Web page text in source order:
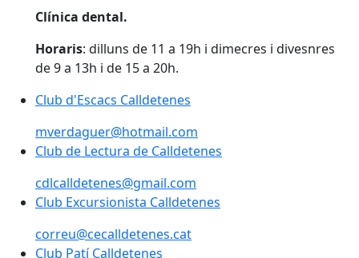
Clínica dental.
Horaris: dilluns de 11 a 19h i dimecres i divesnres
de 9 a 13h i de 15 a 20h.
Club d'Escacs Calldetenes
Club d'Escacs Calldetenes
mverdaguer@hotmail.com
Club de Lectura de Calldetenes
Club de Lectura de Calldetenes
cdlcalldetenes@gmail.com
Club Excursionista Calldetenes
Club Excursionista Calldetenes
correu@cecalldetenes.cat
Club Patí Calldetenes
Club Patí Calldetenes